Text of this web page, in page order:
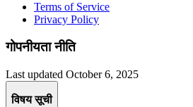
Terms of Service
Privacy Policy
गोपनीयता नीति
Last updated October 6, 2025
विषय सूची